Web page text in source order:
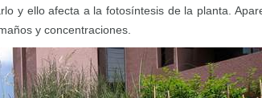
y ello afecta a la fotosíntesis de la planta.
y concentraciones.